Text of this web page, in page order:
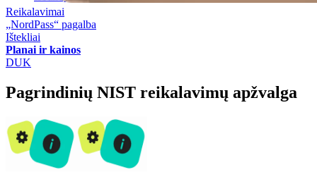
Reikalavimai
„NordPass“ pagalba
Ištekliai
Planai ir kainos
DUK
Pagrindinių NIST reikalavimų apžvalga